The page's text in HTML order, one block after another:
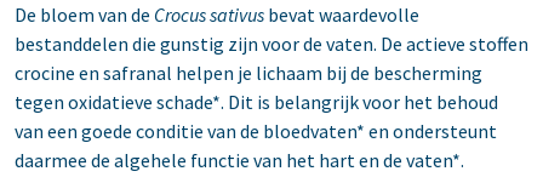
De bloem van de Crocus sativus bevat waardevolle
bestanddelen die gunstig zijn voor de vaten. De actieve stoffen
crocine en safranal helpen je lichaam bij de bescherming
tegen oxidatieve schade*. Dit is belangrijk voor het behoud
van een goede conditie van de bloedvaten* en ondersteunt
daarmee de algehele functie van het hart en de vaten*.